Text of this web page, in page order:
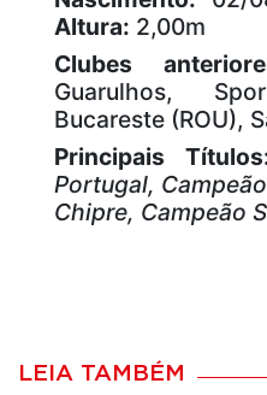
Altura: 2,00m
Clubes
Guarulhos,
Bucareste (ROU),
Principais
Portugal,
Chipre, Campeão
LEIA TAMBÉM